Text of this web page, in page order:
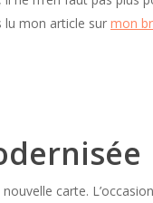
lu mon article sur mon
carte.